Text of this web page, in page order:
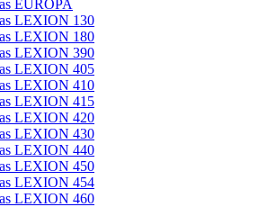
EUROPA
LEXION 130
LEXION 180
LEXION 390
LEXION 405
LEXION 410
LEXION 415
LEXION 420
LEXION 430
LEXION 440
LEXION 450
LEXION 454
LEXION 460